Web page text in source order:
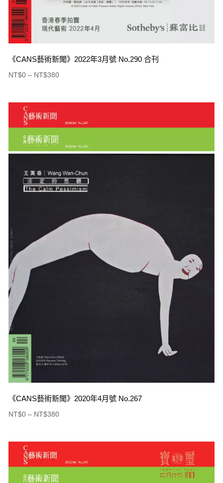
《CANS藝術新聞》2022年3月號 No.290 合刊
NT$0 – NT$380
《CANS藝術新聞》2020年4月號 No.267
NT$0 – NT$380